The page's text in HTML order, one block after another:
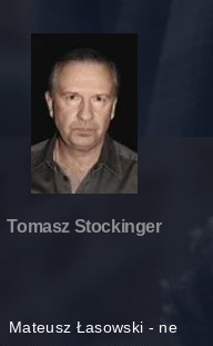
Tomasz Stockinger